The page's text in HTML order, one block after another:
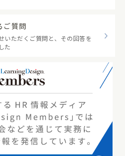
ご質問
いただくご質問と、その回答を
た